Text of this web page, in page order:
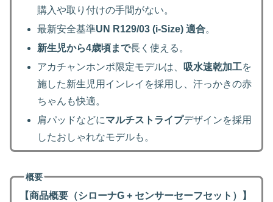
購入や取り付けの手間がない。
最新安全基準UN R129/03 (i-Size) 適合。
新生児から4歳頃まで長く使える。
アカチャンホンポ限定モデルは、
吸水速乾加工を
施した新生児用インレイを採用し、汗っかきの赤
ちゃんも快適。
肩パッドなどにマルチストライプデザインを採用
したおしゃれなモデルも。
概要
【商品概要（シローナG + センサーセーフセット）】